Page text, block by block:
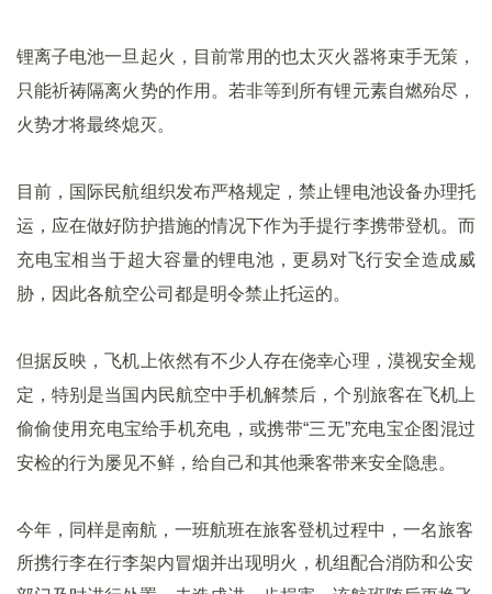
锂离子电池一旦起火，目前常用的也太灭火器将束手无策，
只能祈祷隔离火势的作用。若非等到所有锂元素自燃殆尽，
火势才将最终熄灭。
目前，国际民航组织发布严格规定，禁止锂电池设备办理托
运，应在做好防护措施的情况下作为手提行李携带登机。而
充电宝相当于超大容量的锂电池，更易对飞行安全造成威
胁，因此各航空公司都是明令禁止托运的。
但据反映，飞机上依然有不少人存在侥幸心理，漠视安全规
定，特别是当国内民航空中手机解禁后，个别旅客在飞机上
偷偷使用充电宝给手机充电，或携带“三无”充电宝企图混过
安检的行为屡见不鲜，给自己和其他乘客带来安全隐患。
今年，同样是南航，一班航班在旅客登机过程中，一名旅客
所携行李在行李架内冒烟并出现明火，机组配合消防和公安